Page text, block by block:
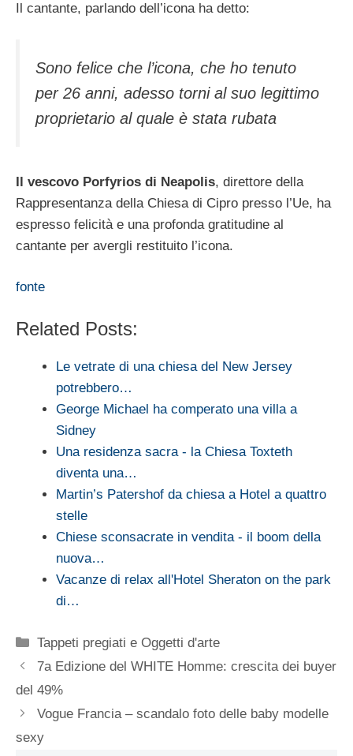
Il cantante, parlando dell’icona ha detto:
Sono felice che l’icona, che ho tenuto
per 26 anni, adesso torni al suo legittimo
proprietario al quale è stata rubata
Il vescovo Porfyrios di Neapolis, direttore della
Rappresentanza della Chiesa di Cipro presso l’Ue, ha
espresso felicità e una profonda gratitudine al
cantante per avergli restituito l’icona.
fonte
Related Posts:
Le vetrate di una chiesa del New Jersey
potrebbero…
George Michael ha comperato una villa a
Sidney
Una residenza sacra - la Chiesa Toxteth
diventa una…
Martin’s Patershof da chiesa a Hotel a quattro
stelle
Chiese sconsacrate in vendita - il boom della
nuova…
Vacanze di relax all'Hotel Sheraton on the park
di…
Categorie
Tappeti pregiati e Oggetti d'arte
7a Edizione del WHITE Homme: crescita dei buyer
del 49%
Vogue Francia – scandalo foto delle baby modelle
sexy